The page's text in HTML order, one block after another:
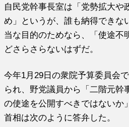
自民党幹事長室は「党勢拡大や
め」というが、誰も納得できな
当な目的のためなら、「使途不
どさらさらないはずだ。
今年1月29日の衆院予算委員会
られ、野党議員から「二階元幹
の使途を公開すべきではないか
首相は次のように答弁した。